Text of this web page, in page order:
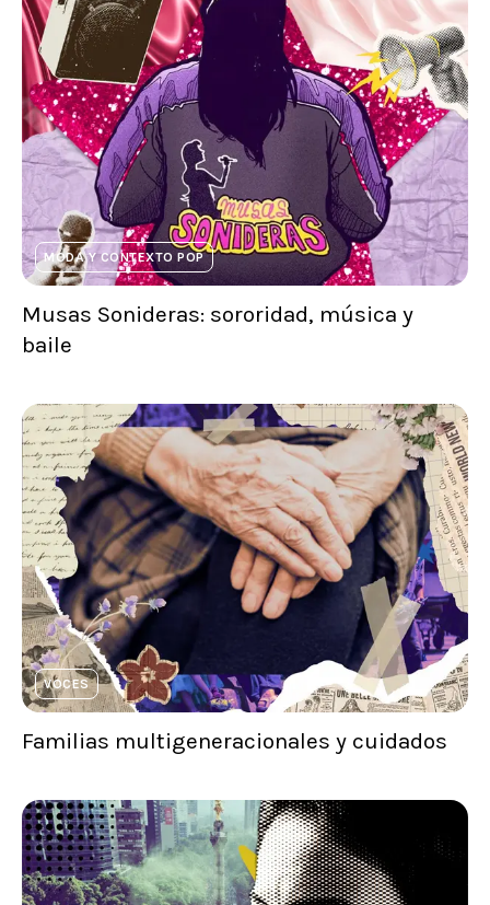
MODA Y CONTEXTO POP
Musas Sonideras: sororidad, música y
baile
VOCES
Familias multigeneracionales y cuidados